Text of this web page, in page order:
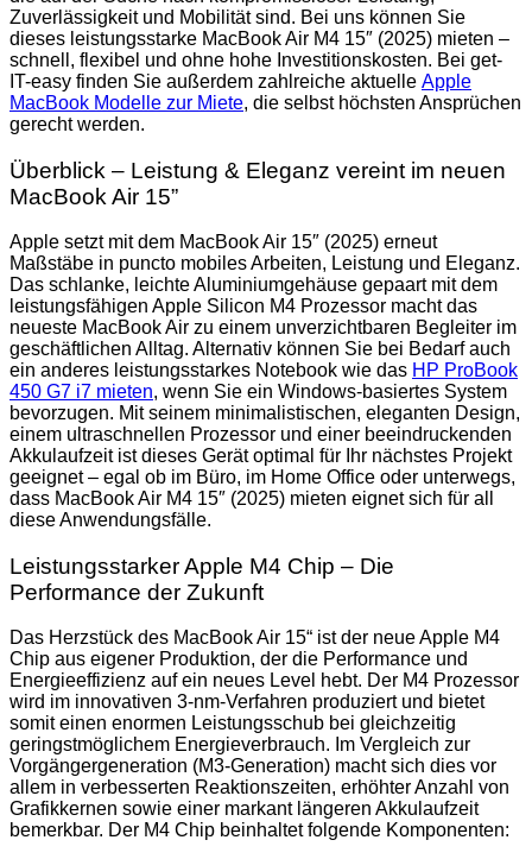
Zuverlässigkeit und Mobilität sind. Bei uns können Sie
dieses leistungsstarke MacBook Air M4 15″ (2025) mieten –
schnell, flexibel und ohne hohe Investitionskosten. Bei get-
IT-easy finden Sie außerdem zahlreiche aktuelle Apple
MacBook Modelle zur Miete, die selbst höchsten Ansprüchen
gerecht werden.
Überblick – Leistung & Eleganz vereint im neuen
MacBook Air 15”
Apple setzt mit dem MacBook Air 15″ (2025) erneut
Maßstäbe in puncto mobiles Arbeiten, Leistung und Eleganz.
Das schlanke, leichte Aluminiumgehäuse gepaart mit dem
leistungsfähigen Apple Silicon M4 Prozessor macht das
neueste MacBook Air zu einem unverzichtbaren Begleiter im
geschäftlichen Alltag. Alternativ können Sie bei Bedarf auch
ein anderes leistungsstarkes Notebook wie das HP ProBook
450 G7 i7 mieten, wenn Sie ein Windows-basiertes System
bevorzugen. Mit seinem minimalistischen, eleganten Design,
einem ultraschnellen Prozessor und einer beeindruckenden
Akkulaufzeit ist dieses Gerät optimal für Ihr nächstes Projekt
geeignet – egal ob im Büro, im Home Office oder unterwegs,
dass MacBook Air M4 15″ (2025) mieten eignet sich für all
diese Anwendungsfälle.
Leistungsstarker Apple M4 Chip – Die
Performance der Zukunft
Das Herzstück des MacBook Air 15“ ist der neue Apple M4
Chip aus eigener Produktion, der die Performance und
Energieeffizienz auf ein neues Level hebt. Der M4 Prozessor
wird im innovativen 3-nm-Verfahren produziert und bietet
somit einen enormen Leistungsschub bei gleichzeitig
geringstmöglichem Energieverbrauch. Im Vergleich zur
Vorgängergeneration (M3-Generation) macht sich dies vor
allem in verbesserten Reaktionszeiten, erhöhter Anzahl von
Grafikkernen sowie einer markant längeren Akkulaufzeit
bemerkbar. Der M4 Chip beinhaltet folgende Komponenten: